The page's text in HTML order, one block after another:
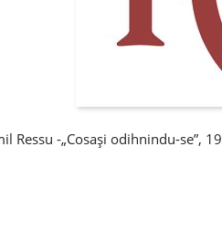
Ressu -„Cosaşi odihnindu-se”,